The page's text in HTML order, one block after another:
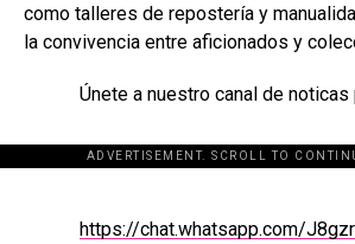
como talleres de repostería y
la convivencia entre aficionados y
Únete a nuestro canal de
ADVERTISEMENT. SCROLL TO
[adsforwp
https://chat.whatsapp.com/